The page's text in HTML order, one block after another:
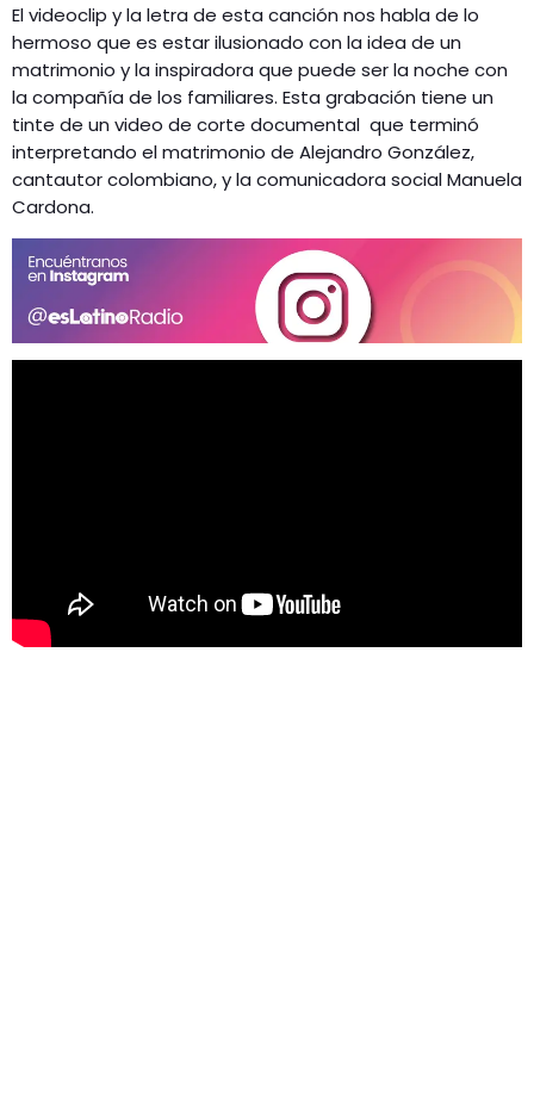
El videoclip y la letra de esta canción nos habla de lo
hermoso que es estar ilusionado con la idea de un
matrimonio y la inspiradora que puede ser la noche con
la compañía de los familiares. Esta grabación tiene un
tinte de un video de corte documental que terminó
interpretando el matrimonio de Alejandro González,
cantautor colombiano, y la comunicadora social Manuela
Cardona.